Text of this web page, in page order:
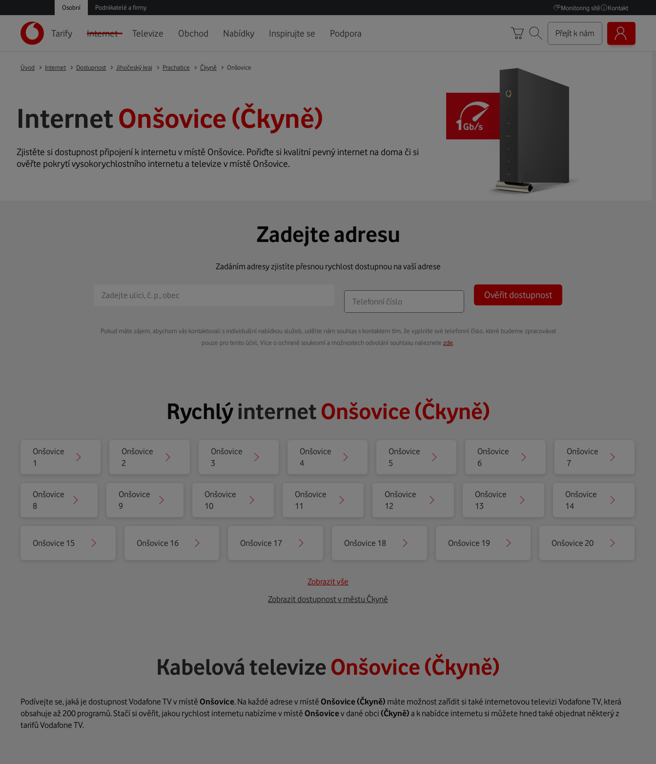
Osobní Podnikatelé a firmy Monitoring sítě Kontakt
Tarify Internet Televize Obchod Nabídky Inspirujte se Podpora Přejít k nám
Úvod Internet Dostupnost Jihočeský kraj Prachatice Čkyně Onšovice
InternetOnšovice (Čkyně)
Zjistěte si dostupnost připojení k internetu v místě Onšovice. Pořiďte si kvalitní pevný internet na doma či si
ověřte pokrytí vysokorychlostního internetu a televize v místě Onšovice.
Zadejte adresu
Zadáním adresy zjistíte přesnou rychlost dostupnou na vaší adrese
Ověřit dostupnost
Pokud máte zájem, abychom vás kontaktovali s individuální nabídkou služeb, udělte nám souhlas s kontaktem tím, že vyplníte své telefonní číslo, které budeme zpracovávat
pouze pro tento účel. Více o ochraně soukromí a možnostech odvolání souhlasu naleznete zde
RychlýinternetOnšovice (Čkyně)
Onšovice
1
Onšovice
2
Onšovice
3
Onšovice
4
Onšovice
5
Onšovice
6
Onšovice
7
Onšovice
8
Onšovice
9
Onšovice
10
Onšovice
11
Onšovice
12
Onšovice
13
Onšovice
14
Onšovice 15 Onšovice 16 Onšovice 17 Onšovice 18 Onšovice 19 Onšovice 20
Zobrazit vše
Zobrazit dostupnost v městu Čkyně
Kabelová televize Onšovice (Čkyně)
Podívejte se, jaká je dostupnost Vodafone TV v místě Onšovice. Na každé adrese v místě Onšovice(Čkyně) máte možnost zařídit si také internetovou televizi Vodafone TV, která
obsahuje až 200 programů. Stačí si ověřit, jakou rychlost internetu nabízíme v místě Onšovicev dané obci (Čkyně) a k nabídce internetu si můžete hned také objednat některý z
tarifů Vodafone TV.